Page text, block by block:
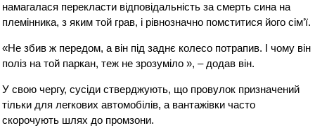
намагалася перекласти відповідальність за смерть сина на
племінника, з яким той грав, і рівнозначно помститися його сім’ї.
«Не збив ж передом, а він під заднє колесо потрапив. І чому він
поліз на той паркан, теж не зрозуміло », – додав він.
У свою чергу, сусіди стверджують, що провулок призначений
тільки для легкових автомобілів, а вантажівки часто
скорочують шлях до промзони.